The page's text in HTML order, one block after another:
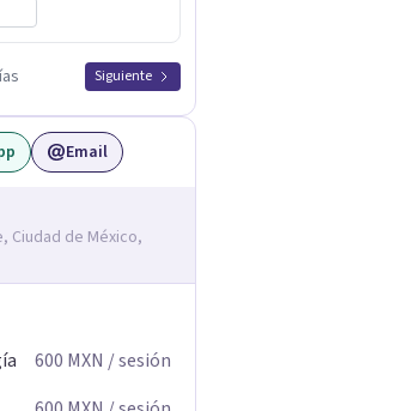
Siguiente
Email
Ciudad de México,
600 MXN / sesión